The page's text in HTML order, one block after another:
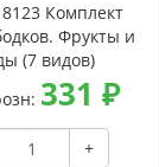
Комплект
Фрукты и
(7 видов)
331 ₽
+